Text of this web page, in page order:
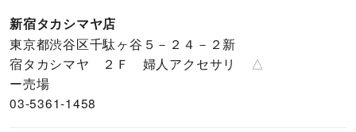
新宿タカシマヤ店
東京都渋谷区千駄ヶ谷５－２４－２新
宿タカシマヤ ２Ｆ 婦人アクセサリ
ー売場
03-5361-1458
△